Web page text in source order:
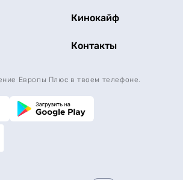
Кинокайф
Контакты
Европы Плюс в твоем телефоне.